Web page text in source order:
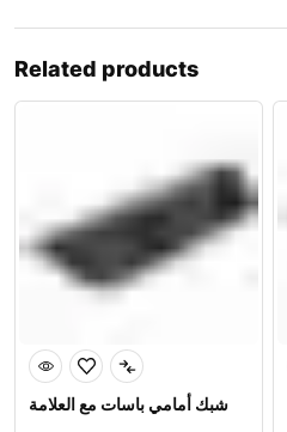
Related products
شبك أمامي باسات مع العلامة